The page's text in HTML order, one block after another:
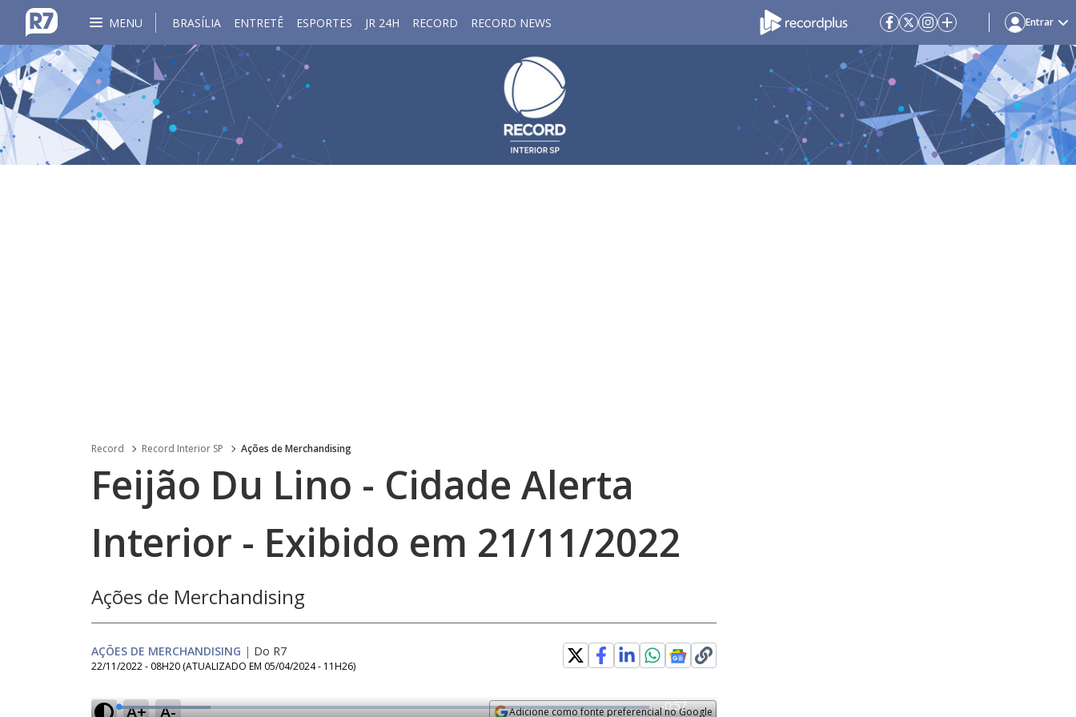
MENU BRASÍLIA ENTRETÊ ESPORTES JR 24H RECORD RECORD NEWS Entrar
Record Record Interior SP Ações de Merchandising
Feijão Du Lino - Cidade Alerta
Interior - Exibido em 21/11/2022
Ações de Merchandising
AÇÕES DE MERCHANDISING | Do R7
22/11/2022 - 08H20 (ATUALIZADO EM 05/04/2024 - 11H26)
A+ A- Adicione como fonte preferencial no Google
L
R
-0:57